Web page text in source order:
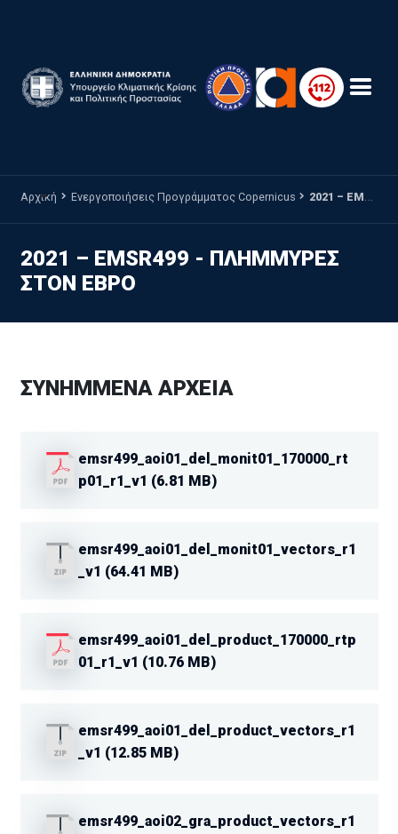
Αρχική Ενεργοποιήσεις Προγράμματος Copernicus 2021 – EMSR499 - ΠΛΗΜΜΥΡΕΣ ΣΤΟΝ ΕΒΡΟ
2021 – EMSR499 - ΠΛΗΜΜΥΡΕΣ
ΣΤΟΝ ΕΒΡΟ
ΣΥΝΗΜΜΕΝΑ ΑΡΧΕΙΑ
emsr499_aoi01_del_monit01_170000_rt
p01_r1_v1 (6.81 MB)
emsr499_aoi01_del_monit01_vectors_r1
_v1 (64.41 MB)
emsr499_aoi01_del_product_170000_rtp
01_r1_v1 (10.76 MB)
emsr499_aoi01_del_product_vectors_r1
_v1 (12.85 MB)
emsr499_aoi02_gra_product_vectors_r1